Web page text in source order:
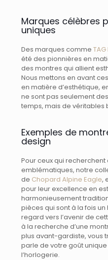
Marques célèbres
uniques
Des marques comme
été des pionnières en
des montres qui allient
Nous mettons en avant
en matière d’esthétique,
ne sont pas seulement
temps, mais de véritables
Exemples de
design
Pour ceux qui
emblématiques, notre
de Chopard Alpine Eagle,
pour leur excellence en
harmonieusement
pièces qui sont à la fois
regard vers l’avenir de
à la recherche d’une
plus avant-gardiste, vous
parle de votre goût
l’horlogerie.